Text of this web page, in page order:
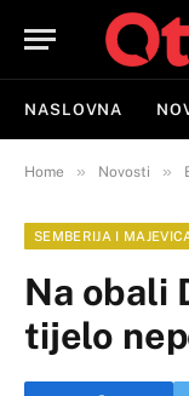
NASLOVNA
Home » Novosti »
SEMBERIJA I
Na obali
tijelo